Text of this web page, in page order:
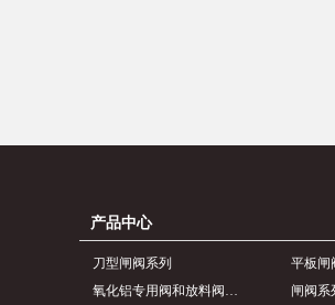
刀型闸阀系列
氧化铝专用阀和放料阀系列
平板闸
闸阀系
产品中心